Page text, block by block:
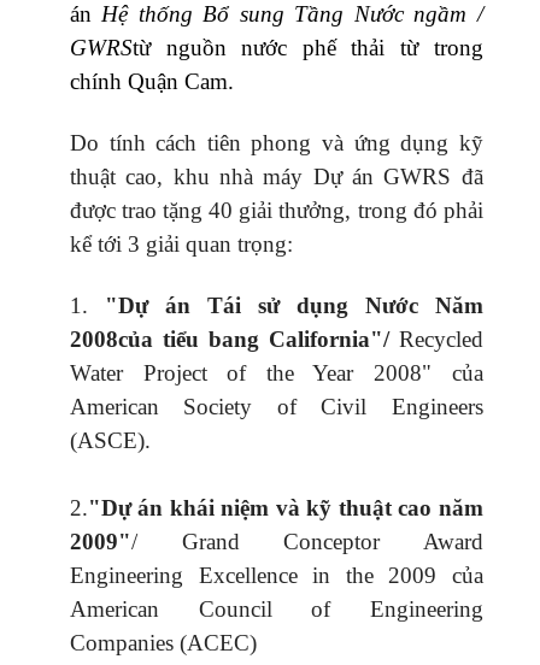
ánHệ thống Bổ sung Tầng Nước ngầm /
GWRStừ nguồn nước phế thải từ trong
chính Quận Cam.
Do tính cách tiên phong và ứng dụng kỹ
thuật cao, khu nhà máy Dự án GWRS đã
được trao tặng 40 giải thưởng, trong đó phải
kể tới 3 giải quan trọng:
1. "Dự án Tái sử dụng Nước Năm
2008của tiểu bang California"/ Recycled
Water Project of the Year 2008" của
American Society of Civil Engineers
(ASCE).
2."Dự án khái niệm và kỹ thuật cao năm
2009"/ Grand Conceptor Award
Engineering Excellence in the 2009 của
American Council of Engineering
Companies (ACEC)